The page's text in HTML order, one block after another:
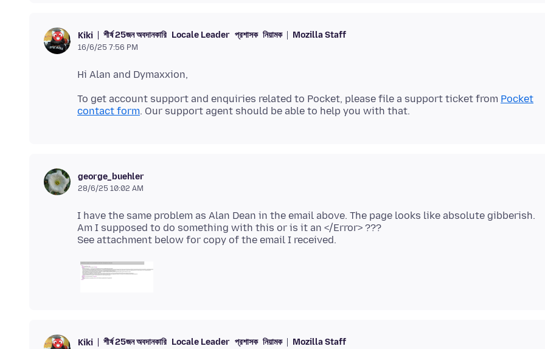
Kiki শীর্ষ 25জন অবদানকারি Locale Leader প্রশাসক নিয়ামক Mozilla Staff
16/6/25 7:56 PM
To get account support and enquiries related to Pocket, please file a support ticket from Pocket
contact form
george_buehler
28/6/25 10:02 AM
I have the same problem as Alan Dean in the email above. The page looks like absolute gibberish.
Am I supposed to do something with this or is it an </Error> ???
Kiki শীর্ষ 25জন অবদানকারি Locale Leader প্রশাসক নিয়ামক Mozilla Staff